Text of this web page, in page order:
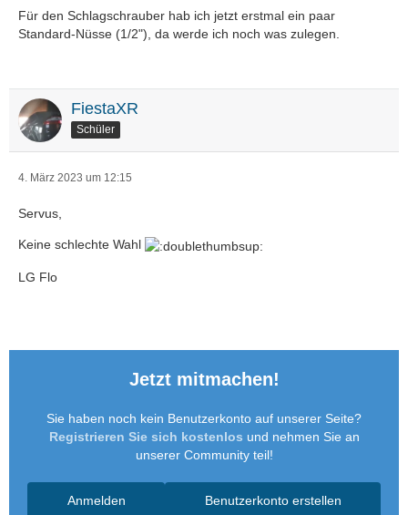
Für den Schlagschrauber hab ich jetzt erstmal ein paar
Standard-Nüsse (1/2"), da werde ich noch was zulegen.
FiestaXR
Schüler
4. März 2023 um 12:15
Servus,
Keine schlechte Wahl
LG Flo
Jetzt mitmachen!
Sie haben noch kein Benutzerkonto auf unserer Seite?
Registrieren Sie sich kostenlos und nehmen Sie an
unserer Community teil!
Benutzerkonto erstellen
Anmelden